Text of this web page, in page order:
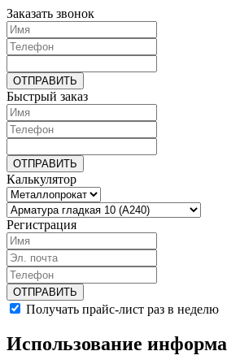
Заказать звонок
Быстрый заказ
Калькулятор
Регистрация
Получать прайс-лист раз в неделю
Использование